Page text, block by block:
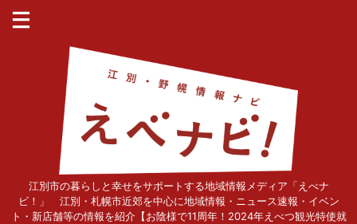
江別市の暮らしと幸せをサポートする地域情報メディア「えべナ
ビ！」 江別・札幌市近郊を中心に地域情報・ニュース速報・イベン
ト・新店舗等の情報を紹介【お陰様で11周年！2024年えべつ観光特使就